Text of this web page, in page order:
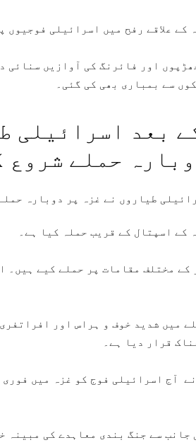
علاقے رفح میں اسرائیلی فوجیوں
اور فائرنگ کی آوازیں سنائی
سے بمباری بھی کی گئی۔
بعد اسرائیلی
حملے شروع
کے اسپتال کے قریب حملہ کیا ہے۔
مختلف مقامات پر حملے کیے ہیں۔
میں شدید خوف و ہراس اور
قرار دیا ہے۔
آج اسرائیلی فوج کو غزہ میں فوری
سے جنگ بندی معاہدے کی مبینہ